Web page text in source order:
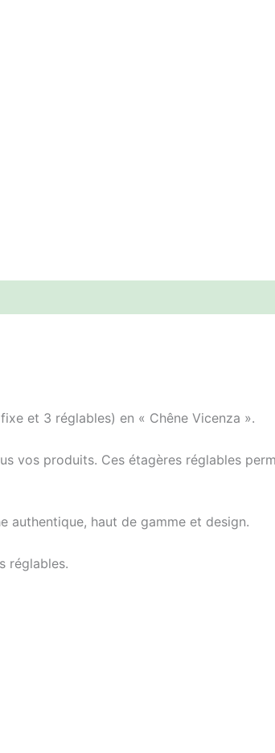
et 3 réglables) en « Chêne Vicenza ».
vos produits. Ces étagères réglables
authentique, haut de gamme et design.
réglables.